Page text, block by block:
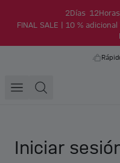
2Días 12Horas
FINAL SALE | 10 %
Iniciar